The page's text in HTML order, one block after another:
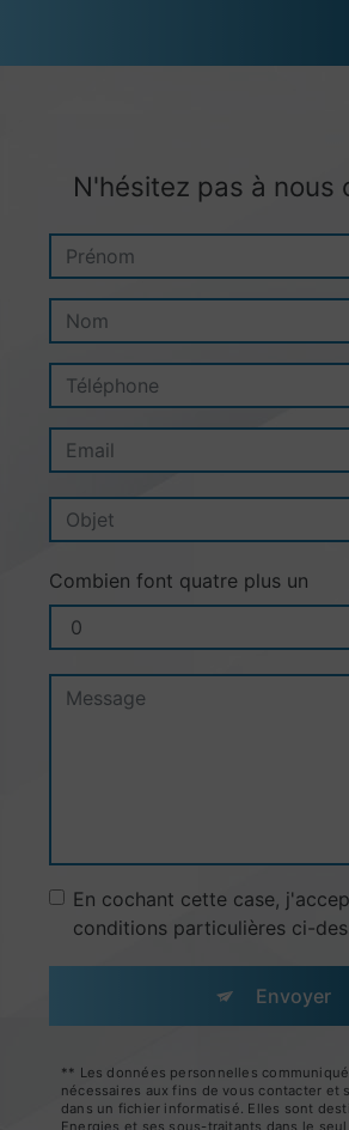
N'hésitez pas à nous
Combien font quatre plus un
En cochant cette case,
conditions particulières ci-
Envoyer
** Les données personnelles
nécessaires aux fins de vous contacter et
dans un fichier informatisé. Elles sont
Energies et ses sous-traitants dans le